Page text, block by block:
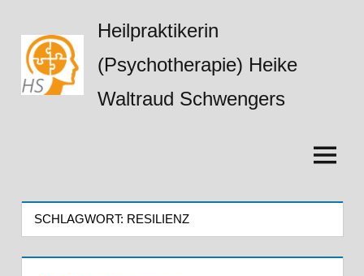
Inhalt
springen
Heilpraktikerin
(Psychotherapie) Heike
Waltraud Schwengers
Menü
SCHLAGWORT: RESILIENZ